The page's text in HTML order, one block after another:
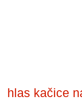
hlas kačice